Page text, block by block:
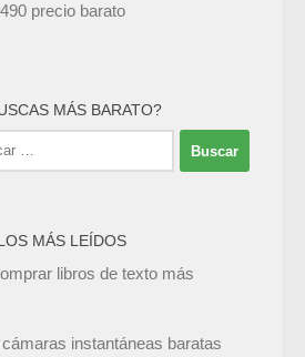
precio barato
MÁS BARATO?
MÁS LEÍDOS
libros de texto más
instantáneas baratas